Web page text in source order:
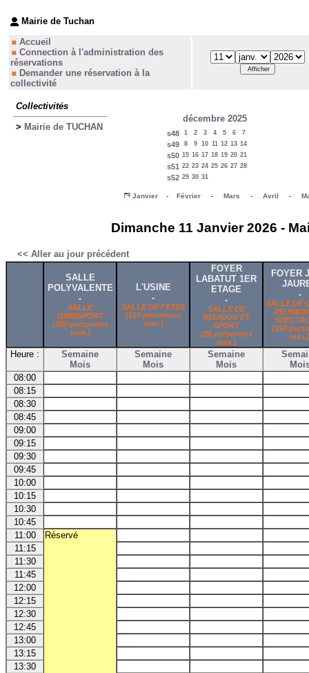
Mairie de Tuchan
Accueil
Connection à l'administration des
réservations
Demander une réservation à la
collectivité
Collectivités
> Mairie de TUCHAN
décembre 2025
s48 1 2 3 4 5 6 7
s49 8 9 10 11 12 13 14
s50 15 16 17 18 19 20 21
s51 22 23 24 25 26 27 28
s52 29 30 31
Janvier- Février- Mars - Avril -
Dimanche 11 Janvier 2026 -
<< Aller au jour précédent
SALLE
POLYVALENTE
-
SALLE
OMNISPORT
(350 personnes
max.)
L'USINE
-
SALLE DE FETES
(150 personnes
max.)
FOYER
LABATUT 1ER
ETAGE
-
SALLE DE
REUNION ET
SPORT
(20 personnes
max.)
FOYER
-
SALLE DE
(150
max.)
Heure :
Semaine
Mois
Semaine
Mois
Semaine
Mois
08:00
08:15
08:30
08:45
09:00
09:15
09:30
09:45
10:00
10:15
10:30
10:45
11:00
Réservé
11:15
11:30
11:45
12:00
12:15
12:30
12:45
13:00
13:15
13:30